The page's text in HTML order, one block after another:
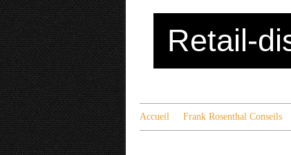
Retail-
Accueil Frank Rosenthal Conseils